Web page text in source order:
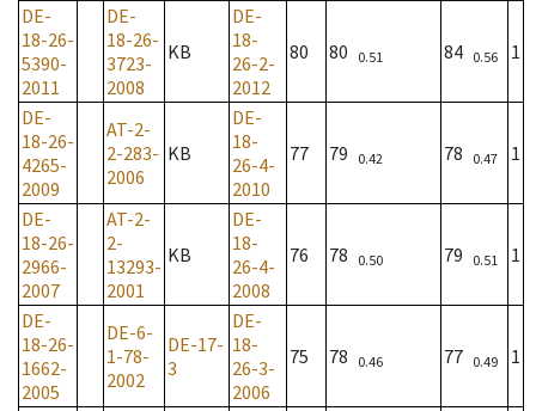
DE-
18-26-
5390-
2011
DE-
18-26-
3723-
2008
KB
DE-
18-
26-2-
2012
80 80 0.51 84 0.56 1
DE-
18-26-
4265-
2009
AT-2-
2-283-
2006
KB
DE-
18-
26-4-
2010
77 79 0.42 78 0.47 1
DE-
18-26-
2966-
2007
AT-2-
2-
13293-
2001
KB
DE-
18-
26-4-
2008
76 78 0.50 79 0.51 1
DE-
18-26-
1662-
2005
DE-6-
1-78-
2002
DE-17-
3
DE-
18-
26-3-
2006
75 78 0.46 77 0.49 1